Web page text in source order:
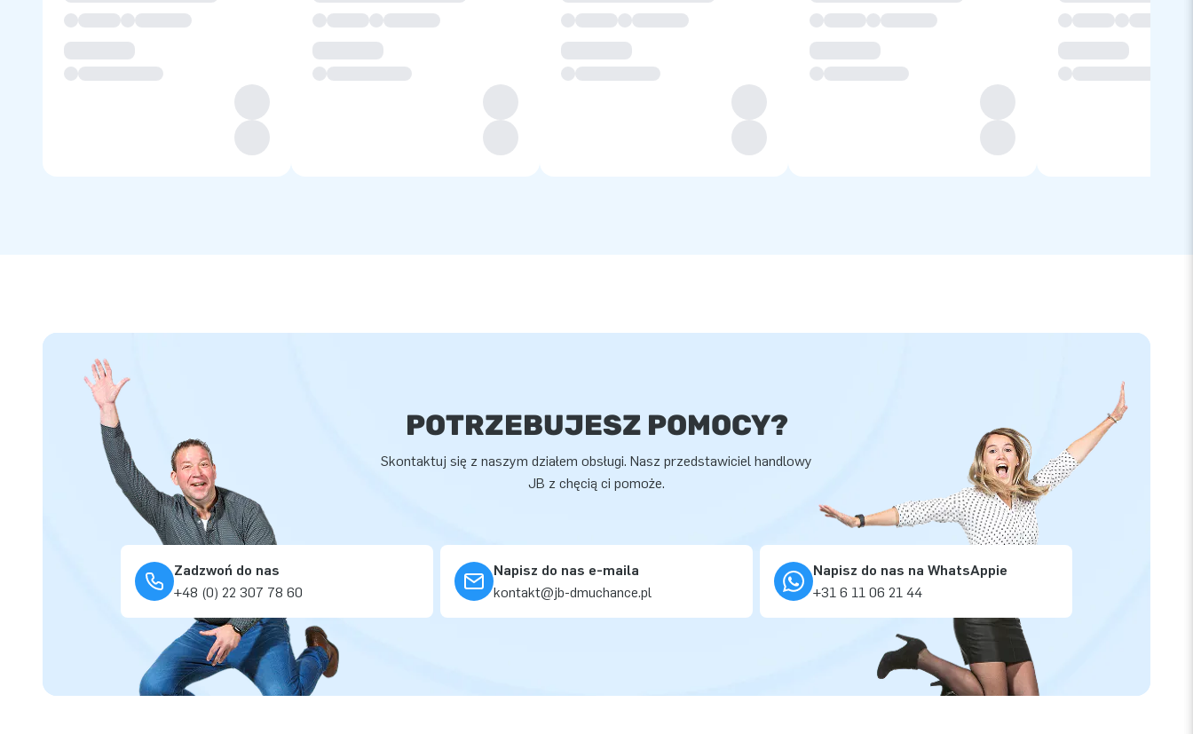
POTRZEBUJESZ POMOCY?
Skontaktuj się z naszym działem obsługi. Nasz przedstawiciel handlowy
JB z chęcią ci pomoże.
Zadzwoń do nas
+48 (0) 22 307 78 60
Napisz do nas e-maila
kontakt@jb-dmuchance.pl
Napisz do nas na WhatsAppie
+31 6 11 06 21 44